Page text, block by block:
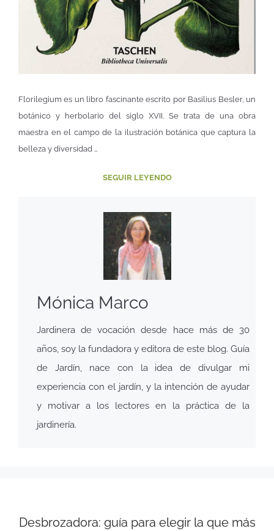
Florilegium es un libro fascinante escrito por Basilius Besler, un
botánico y herbolario del siglo XVII. Se trata de una obra
maestra en el campo de la ilustración botánica que captura la
belleza y diversidad …
SEGUIR LEYENDO
Mónica Marco
Jardinera de vocación desde hace más de 30
años, soy la fundadora y editora de este blog. Guía
de Jardín, nace con la idea de divulgar mi
experiencia con el jardín, y la intención de ayudar
y motivar a los lectores en la práctica de la
jardinería.
Desbrozadora: guía para elegir la que más